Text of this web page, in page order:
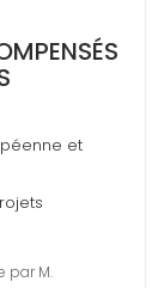
et
par M.